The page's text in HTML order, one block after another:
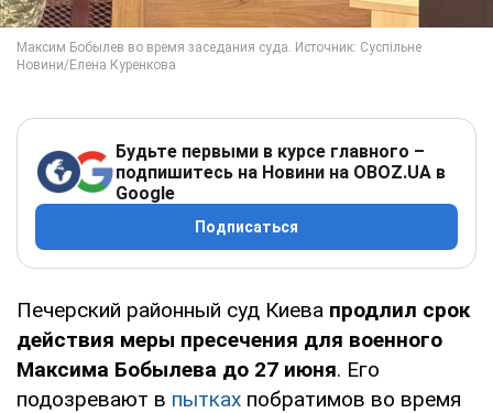
Будьте первыми в курсе главного –
подпишитесь на Новини на OBOZ.UA в
Google
Подписаться
Печерский районный суд Киева продлил срок
действия меры пресечения для военного
Максима Бобылева до 27 июня. Его
подозревают в пытках побратимов во время